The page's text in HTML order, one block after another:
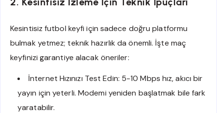
Kesintisiz futbol keyfi için sadece doğru platformu
bulmak yetmez; teknik hazırlık da önemli. İşte maç
keyfinizi garantiye alacak öneriler:
İnternet Hızınızı Test Edin: 5-10 Mbps hız, akıcı bir
yayın için yeterli. Modemi yeniden başlatmak bile fark
yaratabilir.